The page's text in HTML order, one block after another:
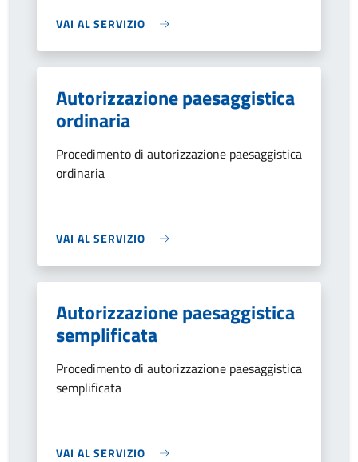
VAI AL SERVIZIO
Autorizzazione paesaggistica
ordinaria
Procedimento di autorizzazione paesaggistica
ordinaria
VAI AL SERVIZIO
Autorizzazione paesaggistica
semplificata
Procedimento di autorizzazione paesaggistica
semplificata
VAI AL SERVIZIO